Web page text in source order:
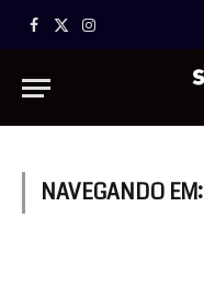
Facebook
X
Instagram
NAVEGANDO EM: